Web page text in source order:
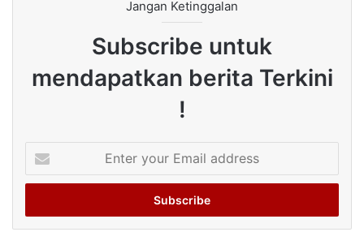
Jangan Ketinggalan
Subscribe untuk
mendapatkan berita Terkini
!
your
Email